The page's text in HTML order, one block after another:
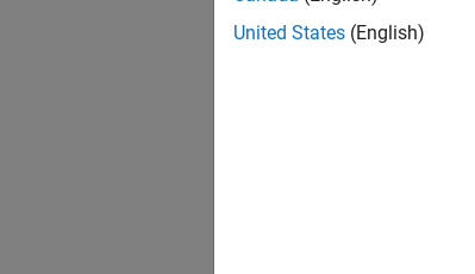
United States (English)